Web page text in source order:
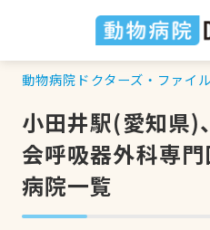
動物病院ドクターズ・ファイル
小田井駅(愛知県)
会呼吸器外科専
病院一覧